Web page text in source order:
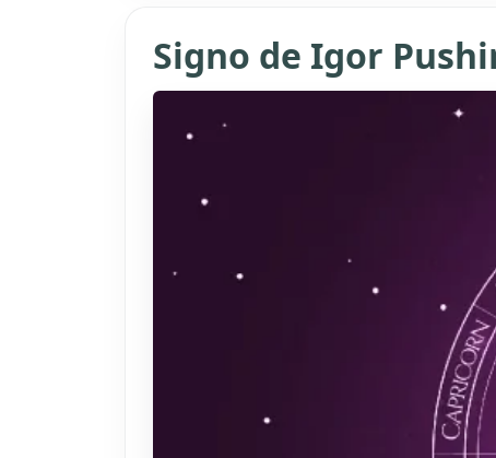
Signo de Igor